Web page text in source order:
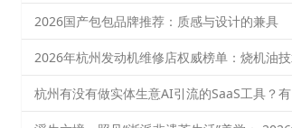
2026国产包包品牌推荐：质感与设计的兼具